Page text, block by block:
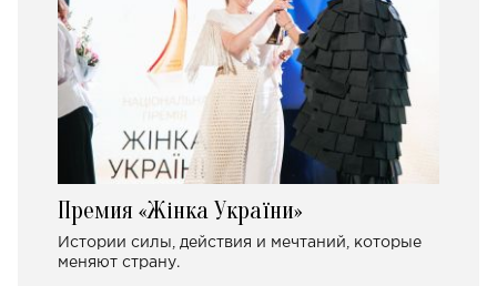
Премия «Жінка України»
Истории силы, действия и мечтаний, которые
меняют страну.